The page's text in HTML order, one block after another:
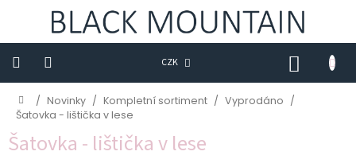
CZK
KOŠÍK
Novinky
BLACK
M
Domů
/ Novinky / Kompletní sortiment / Vyprodáno /
Šatovka - lištička v lese
Šatovka - lištička v lese